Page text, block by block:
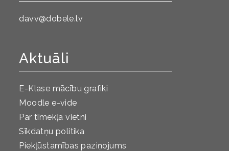
davv@dobele.lv
Aktuāli
E-Klase mācību grafiki
Moodle e-vide
Par tīmekļa vietni
Sīkdatņu politika
Piekļūstamības paziņojums